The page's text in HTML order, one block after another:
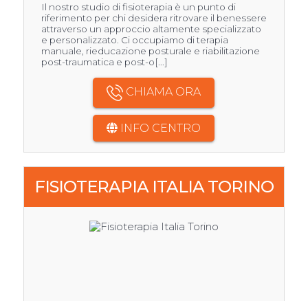
Il nostro studio di fisioterapia è un punto di
riferimento per chi desidera ritrovare il benessere
attraverso un approccio altamente specializzato
e personalizzato. Ci occupiamo di terapia
manuale, rieducazione posturale e riabilitazione
post-traumatica e post-o[...]
CHIAMA ORA
INFO CENTRO
FISIOTERAPIA ITALIA TORINO